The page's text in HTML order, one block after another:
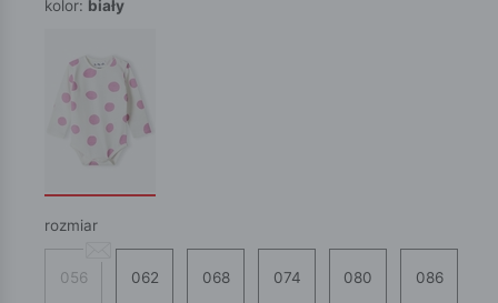
kolor: biały
rozmiar
056 062 068 074 080 086